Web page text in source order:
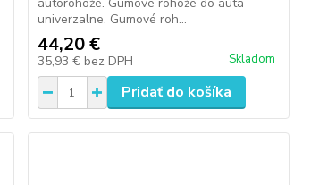
univerzalne. Gumové roh...
44,20 €
35,93 € bez DPH Skladom
Pridať do košíka